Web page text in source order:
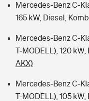
Mercedes-Benz C-
165 kW, Diesel,
Mercedes-Benz C-
T-MODELL), 120
AKX)
Mercedes-Benz C-
T-MODELL), 105